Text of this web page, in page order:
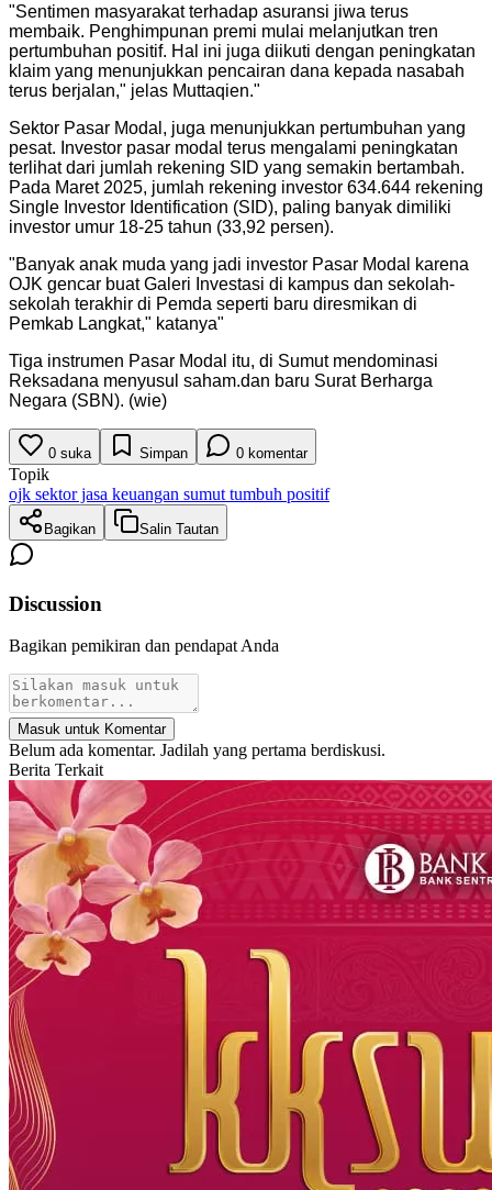
"Sentimen masyarakat terhadap asuransi jiwa terus
membaik. Penghimpunan premi mulai melanjutkan tren
pertumbuhan positif. Hal ini juga diikuti dengan peningkatan
klaim yang menunjukkan pencairan dana kepada nasabah
terus berjalan," jelas Muttaqien."
Sektor Pasar Modal, juga menunjukkan pertumbuhan yang
pesat. Investor pasar modal terus mengalami peningkatan
terlihat dari jumlah rekening SID yang semakin bertambah.
Pada Maret 2025, jumlah rekening investor 634.644 rekening
Single Investor Identification (SID), paling banyak dimiliki
investor umur 18-25 tahun (33,92 persen).
"Banyak anak muda yang jadi investor Pasar Modal karena
OJK gencar buat Galeri Investasi di kampus dan sekolah-
sekolah terakhir di Pemda seperti baru diresmikan di
Pemkab Langkat," katanya"
Tiga instrumen Pasar Modal itu, di Sumut mendominasi
Reksadana menyusul saham.dan baru Surat Berharga
Negara (SBN). (wie)
0 suka Simpan 0 komentar
Topik
ojk sektor jasa keuangan sumut tumbuh positif
Bagikan Salin Tautan
Discussion
Bagikan pemikiran dan pendapat Anda
Masuk untuk Komentar
Belum ada komentar. Jadilah yang pertama berdiskusi.
Berita Terkait